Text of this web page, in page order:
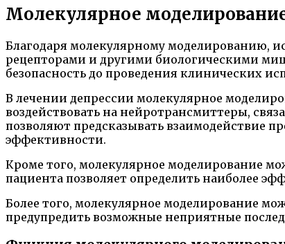
Молекулярное
Благодаря молекулярному моделированию,
рецепторами и другими биологическими
безопасность до проведения клинических
В лечении депрессии молекулярное
воздействовать на нейротрансмиттеры,
позволяют предсказывать взаимодействие
эффективности.
Кроме того, молекулярное моделирование
пациента позволяет определить наиболее
Более того, молекулярное моделирование
предупредить возможные неприятные